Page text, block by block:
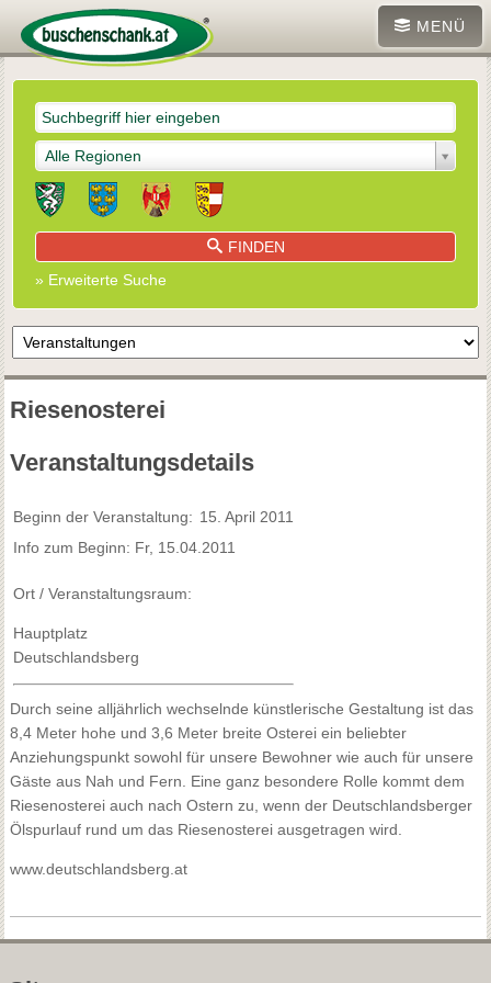
MENÜ
Alle Regionen
FINDEN
» Erweiterte Suche
Riesenosterei
Veranstaltungsdetails
Beginn der Veranstaltung: 15. April 2011
Info zum Beginn: Fr, 15.04.2011
Ort / Veranstaltungsraum:
Hauptplatz
Deutschlandsberg
Durch seine alljährlich wechselnde künstlerische Gestaltung ist das
8,4 Meter hohe und 3,6 Meter breite Osterei ein beliebter
Anziehungspunkt sowohl für unsere Bewohner wie auch für unsere
Gäste aus Nah und Fern. Eine ganz besondere Rolle kommt dem
Riesenosterei auch nach Ostern zu, wenn der Deutschlandsberger
Ölspurlauf rund um das Riesenosterei ausgetragen wird.
www.deutschlandsberg.at